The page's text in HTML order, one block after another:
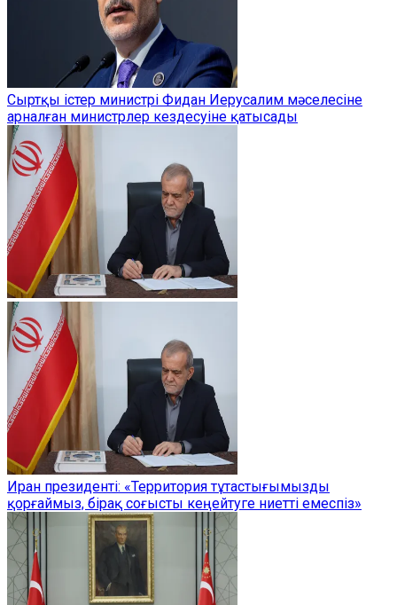
Сыртқы істер министрі Фидан Иерусалим мәселесіне
арналған министрлер кездесуіне қатысады
Иран президенті: «Территория тұтастығымызды
қорғаймыз, бірақ соғысты кеңейтуге ниетті емеспіз»